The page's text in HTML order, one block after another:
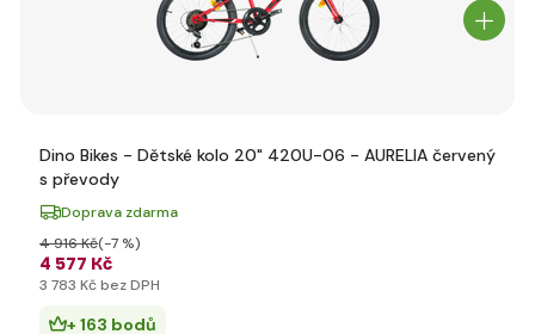
Dino Bikes - Dětské kolo 20" 420U-06 - AURELIA červený
s převody
Doprava zdarma
4 577 Kč
4 916 Kč(-7 %)
3 783 Kč bez DPH
+ 163 bodů